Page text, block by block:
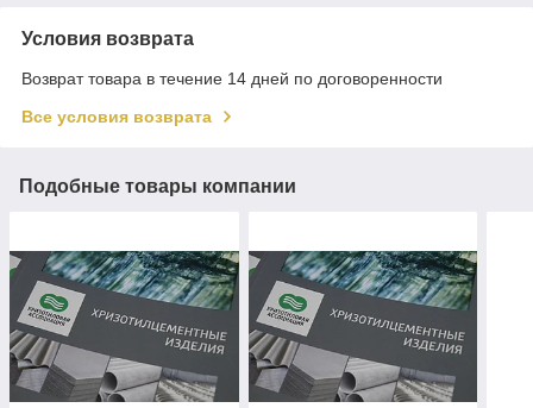
Условия возврата
Возврат товара в течение 14 дней по договоренности
Все условия возврата
Подобные товары компании